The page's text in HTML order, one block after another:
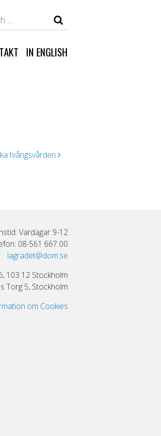
IN ENGLISH
tvångsvården
Vardagar 9-12
08-561 667 00
lagradet@dom.se
103 12 Stockholm
Torg 5, Stockholm
om Cookies